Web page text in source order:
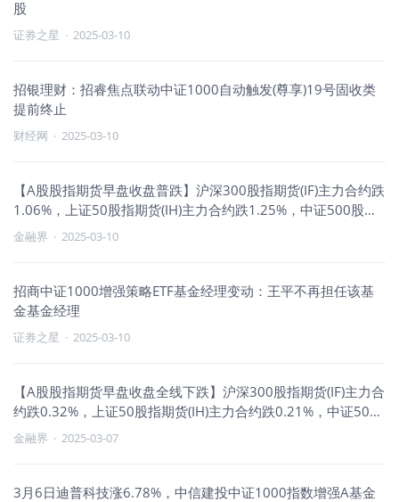
股
证券之星 · 2025-03-10
招银理财：招睿焦点联动中证1000自动触发(尊享)19号固收类
提前终止
财经网 · 2025-03-10
【A股股指期货早盘收盘普跌】沪深300股指期货(IF)主力合约跌
1.06%，上证50股指期货(IH)主力合约跌1.25%，中证500股指
期货(IC)主力合约跌0.86%，中证1000股指期货(IM)主力合约跌
金融界 · 2025-03-10
招商中证1000增强策略ETF基金经理变动：王平不再担任该基
金基金经理
证券之星 · 2025-03-10
【A股股指期货早盘收盘全线下跌】沪深300股指期货(IF)主力合
约跌0.32%，上证50股指期货(IH)主力合约跌0.21%，中证500
股指期货(IC)主力合约跌0.20%，中证1000股指期货(IM)主力合
金融界 · 2025-03-07
3月6日迪普科技涨6.78%，中信建投中证1000指数增强A基金